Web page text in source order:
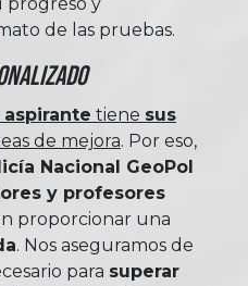
progreso y
de las pruebas.
aspirante tiene sus
de mejora. Por eso,
Nacional GeoPol
y profesores
proporcionar una
. Nos aseguramos de
para superar